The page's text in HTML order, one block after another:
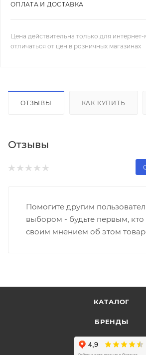
ОПЛАТА И ДОСТАВКА
Цена действительна только для
отличаться от цен в розничных магазинах
ОТЗЫВЫ КАК КУПИТЬ
Отзывы
Помогите другим
выбором - будьте первым, кто
своим мнением об этом
КАТАЛОГ
БРЕНДЫ